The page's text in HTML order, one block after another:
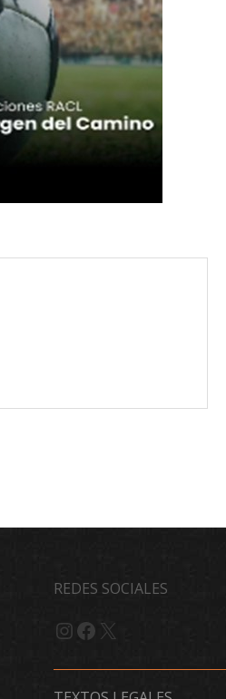
REDES SOCIALES
Instagram
Facebook
X